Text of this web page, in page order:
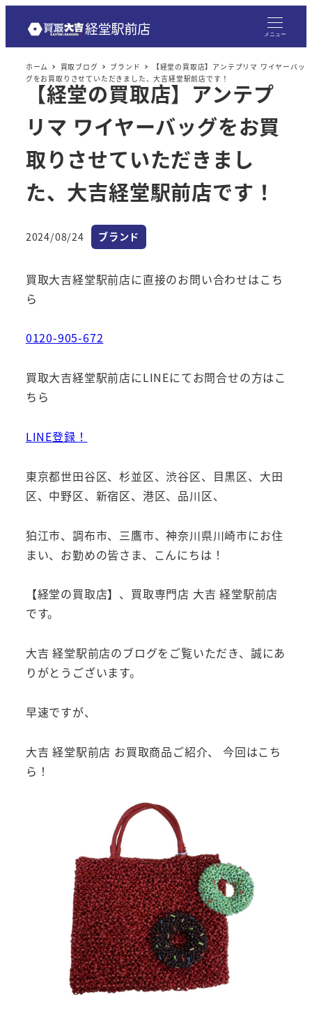
メニュー
ホーム 買取ブログ ブランド
【経堂の買取店】アンテプリマ ワイヤーバッ
グをお買取りさせていただきました、大吉経堂駅前店です！
【経堂の買取店】アンテプ
リマ ワイヤーバッグをお買
取りさせていただきまし
た、大吉経堂駅前店です！
投稿日
2024/08/24 カテゴリー
ブランド
買取大吉経堂駅前店に直接のお問い合わせはこち
ら
0120-905-672
買取大吉経堂駅前店にLINEにてお問合せの方はこ
ちら
LINE登録！
東京都世田谷区、杉並区、渋谷区、目黒区、大田
区、中野区、新宿区、港区、品川区、
狛江市、調布市、三鷹市、神奈川県川崎市にお住
まい、お勤めの皆さま、こんにちは！
【経堂の買取店】、買取専門店 大吉 経堂駅前店
です。
大吉 経堂駅前店のブログをご覧いただき、誠にあ
りがとうございます。
早速ですが、
大吉 経堂駅前店 お買取商品ご紹介、 今回はこち
ら！